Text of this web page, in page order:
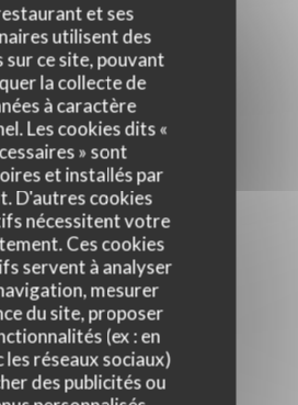
et ses
utilisent des
sur ce site, pouvant
la collecte de
à caractère
Les cookies dits «
» sont
et installés par
D'autres cookies
nécessitent votre
Ces cookies
servent à analyser
mesurer
du site, proposer
(ex : en
les réseaux sociaux)
des publicités ou